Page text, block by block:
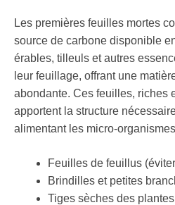
Les premières feuilles mortes
source de carbone disponible
érables, tilleuls et autres
leur feuillage, offrant une
abondante. Ces feuilles, riches
apportent la structure
alimentant les micro-
Feuilles de feuillus
Brindilles et petites
Tiges sèches des